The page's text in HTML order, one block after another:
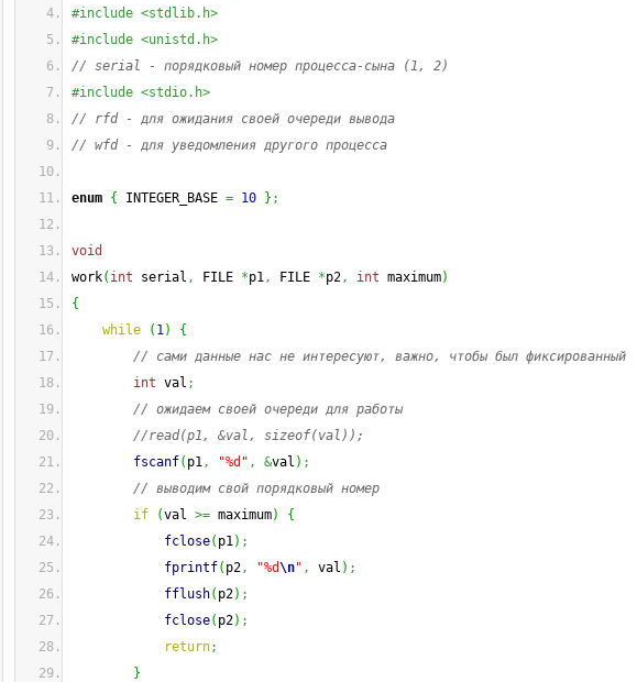
#include <stdlib.h>
#include <unistd.h>
// serial - порядковый номер процесса-сына (1, 2)
#include <stdio.h>
// rfd - для ожидания своей очереди вывода
// wfd - для уведомления другого процесса
enum { INTEGER_BASE = 10 } ;
void
work( int serial , FILE *p1, FILE *p2, int maximum)
{
while
( 1)
{
// сами данные нас не интересуют, важно, чтобы был фиксированный
int val ;
// ожидаем своей очереди для работы
//read(p1, &val, sizeof(val));
fscanf( p1, "%d" , &val ) ;
// выводим свой порядковый номер
if
(val >= maximum)
{
fclose( p1) ;
fprintf( p2, "%d\n" , val ) ;
fflush( p2) ;
fclose( p2) ;
return;
}